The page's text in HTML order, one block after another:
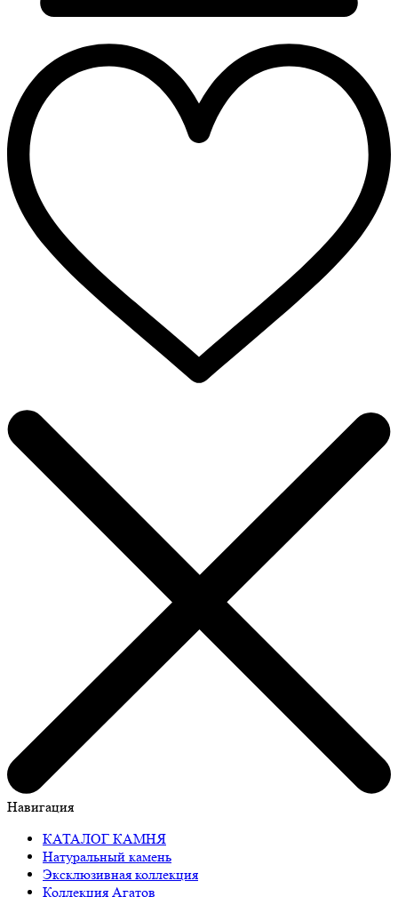
Навигация
КАТАЛОГ КАМНЯ
Натуральный камень
Эксклюзивная коллекция
Коллекция Агатов